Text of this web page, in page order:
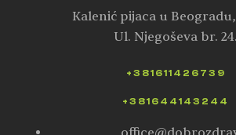
Kalenić pijaca u
Ul. Njegoševa br. 24.
+381611426739
+381644143244